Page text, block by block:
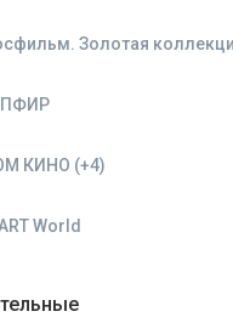
Золотая
КИНО (+4)
World